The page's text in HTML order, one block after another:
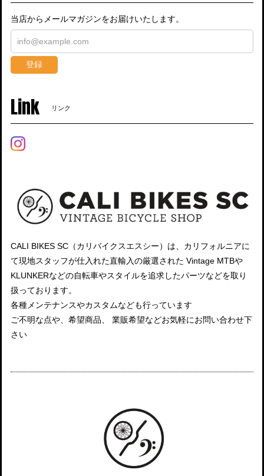
当店からメールマガジンをお届けいたします。
登録
Link リンク
CALI BIKES SC（カリバイクスエスシー）は、カリフォルニアに
て現地スタッフが仕入れた直輸入の厳選された Vintage MTBや
KLUNKERなどの自転車やスタイルを追求したパーツなどを取り
扱っております。
各種メンテナンスやカスタムなども行っています
ご不明な点や、希望商品、 業販希望などお気軽にお問い合わせ下
さい